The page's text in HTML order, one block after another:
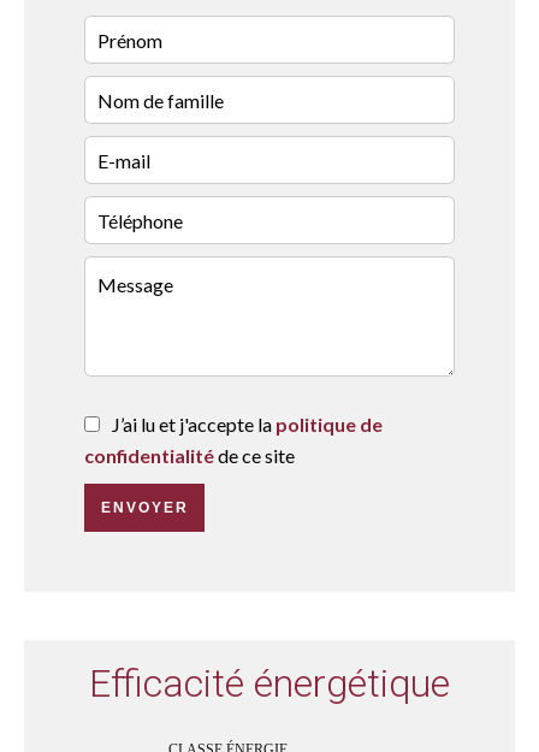
J’ai lu et j'accepte la politique de
confidentialitéde ce site
ENVOYER
Efficacité énergétique